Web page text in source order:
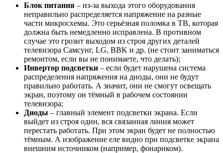
Блок питания – из-за выхода этого оборудования
неправильно распределяется напряжение на разные
части микросхемы. Это серьёзная поломка в ТВ, которая
должна быть немедленно исправлена. В противном
случае это грозит выходом из строя других деталей
телевизора Самсунг, LG, BBK и др. (не стоит заниматься
ремонтом, если вы не понимаете, что делать);
Инвертор подсветки – если будет нарушена система
распределения напряжения на диоды, они не будут
правильно работать. А значит, они не смогут освещать
экран, поэтому он тёмный в рабочем состоянии
телевизора;
Диоды – главный элемент подсветки экрана. Если
выйдет из строя один, вся связанная линия может
перестать работать. При этом экран будет не полностью
тёмным. А изображение еле видно при подсветке экрана
внешним источником (например, фонариком).